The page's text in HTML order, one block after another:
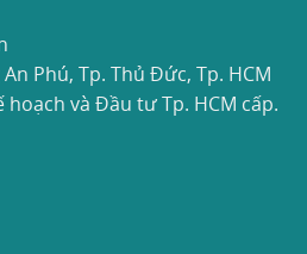
Phú, Tp. Thủ Đức, Tp. HCM
hoạch và Đầu tư Tp. HCM cấp.